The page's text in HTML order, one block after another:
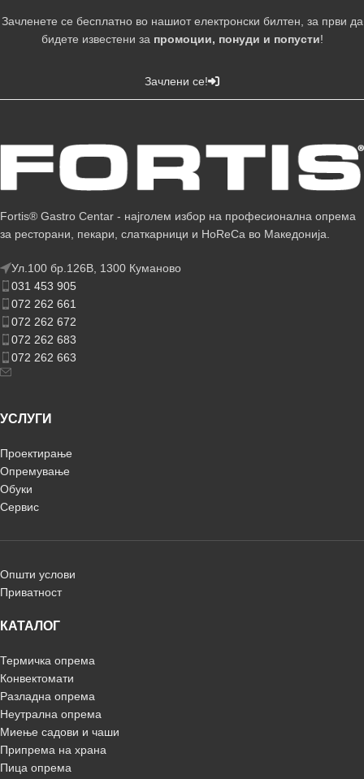
Зачленете се бесплатно во нашиот електронски билтен, за први да
бидете известени за промоции, понуди и попусти!
Зачлени се!
Fortis® Gastro Centar - најголем избор на професионална опрема
за ресторани, пекари, слаткарници и HoReCa во Македонија.
Ул.100 бр.126В, 1300 Куманово
031 453 905
072 262 661
072 262 672
072 262 683
072 262 663
УСЛУГИ
Проектирање
Опремување
Обуки
Сервис
Општи услови
Приватност
КАТАЛОГ
Термичка опрема
Конвектомати
Разладна опрема
Неутрална опрема
Миење садови и чаши
Припрема на храна
Пица опрема